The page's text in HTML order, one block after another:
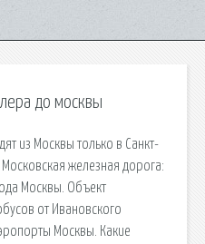
до москвы
из Москвы только в Санкт-
железная дорога:
Москвы. Объект
от Ивановского
Москвы. Какие